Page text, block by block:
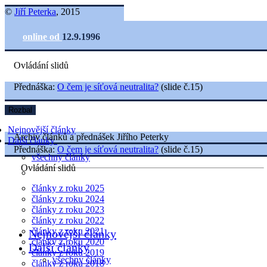
© Jiří Peterka, 2015
online od 12.9.1996
Ovládání slidů
Nejnovější články
Další články
všechny články
články z roku 2025
články z roku 2024
články z roku 2023
články z roku 2022
články z roku 2021
články z roku 2020
články z roku 2019
články z roku 2018
Přednáška: O čem je síťová neutralita? (slide č.15)
Rozbal
Archiv článků a přednášek Jiřího Peterky
Přednáška: O čem je síťová neutralita? (slide č.15)
Ovládání slidů
Nejnovější články
Další články
všechny články